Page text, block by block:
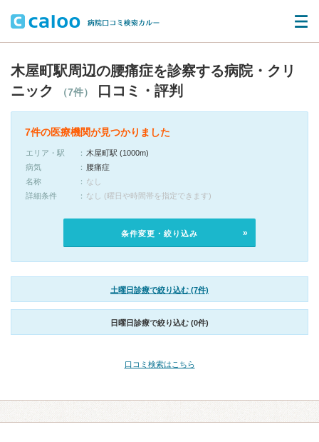
木屋町駅周辺の腰痛症を診察する病院・クリ
ニック
（7件） 口コミ・評判
7件の医療機関が見つかりました
エリア・駅
木屋町駅 (1000m)
病気
腰痛症
名称
なし
詳細条件
なし (曜日や時間帯を指定できます)
条件変更・絞り込み
土曜日診療で絞り込む (7件)
日曜日診療で絞り込む (0件)
口コミ検索はこちら